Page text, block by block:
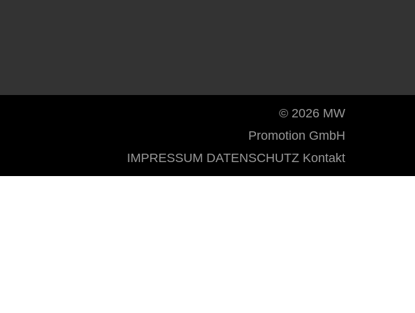
© 2026 MW
Promotion GmbH
IMPRESSUM DATENSCHUTZ Kontakt